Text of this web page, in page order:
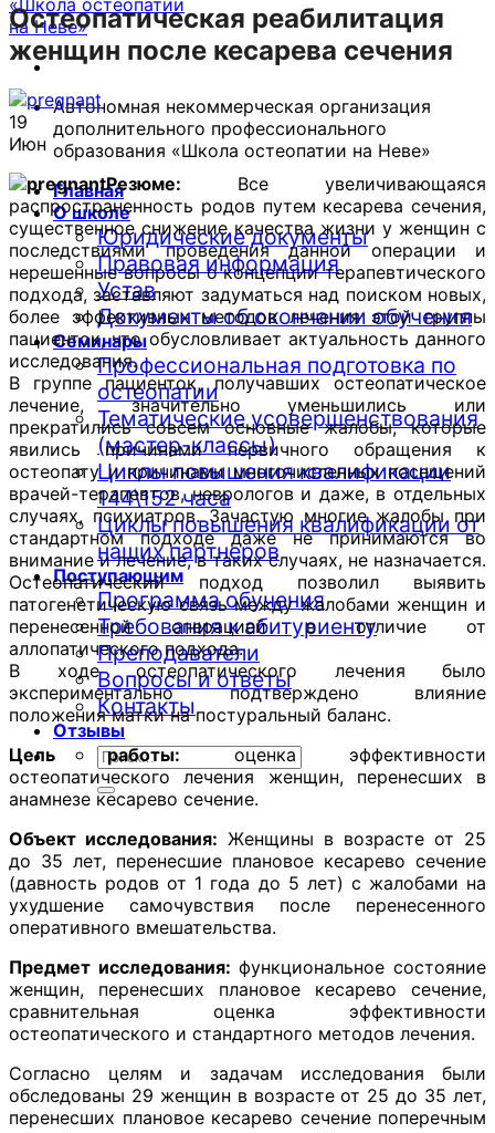
Автономная некоммерческая организация
дополнительного профессионального
образования «Школа остеопатии на Неве»
Главная
О школе
Юридические документы
Правовая информация
Устав
Документы об окончании обучения
Семинары
Профессиональная подготовка по
остеопатии
Тематические усовершенствования
(мастер-классы)
Циклы повышения квалификации
144\152 часа
Циклы повышения квалификации от
наших партнеров
Поступающим
Программа обучения
Требования к абитуриенту
Преподаватели
Вопросы и ответы
Контакты
Отзывы
Остеопатическая реабилитация
женщин после кесарева сечения
19
Июн
Резюме: Все увеличивающаяся
распространенность родов путем кесарева сечения,
существенное снижение качества жизни у женщин с
последствиями проведения данной операции и
нерешенные вопросы о концепции терапевтического
подхода, заставляют задуматься над поиском новых,
более эффективных методов лечения этой группы
пациенток, что обусловливает актуальность данного
исследования.
В группе пациенток, получавших остеопатическое
лечение, значительно уменьшились или
прекратились совсем основные жалобы, которые
явились причинами первичного обращения к
остеопату и причинами многочисленных посещений
врачей-терапевтов, неврологов и даже, в отдельных
случаях, психиатров. Зачастую многие жалобы при
стандартном подходе даже не принимаются во
внимание и лечение, в таких случаях, не назначается.
Остеопатический подход позволил выявить
патогенетическую связь между жалобами женщин и
перенесенной операцией в отличие от
аллопатического подхода.
В ходе остеопатического лечения было
экспериментально подтверждено влияние
положения матки на постуральный баланс.
Цель работы:оценка эффективности
остеопатического лечения женщин, перенесших в
анамнезе кесарево сечение.
Объект исследования: Женщины в возрасте от 25
до 35 лет, перенесшие плановое кесарево сечение
(давность родов от 1 года до 5 лет) с жалобами на
ухудшение самочувствия после перенесенного
оперативного вмешательства.
Предмет исследования: функциональное состояние
женщин, перенесших плановое кесарево сечение,
сравнительная оценка эффективности
остеопатического и стандартного методов лечения.
Согласно целям и задачам исследования были
обследованы 29 женщин в возрасте от 25 до 35 лет,
перенесших плановое кесарево сечение поперечным